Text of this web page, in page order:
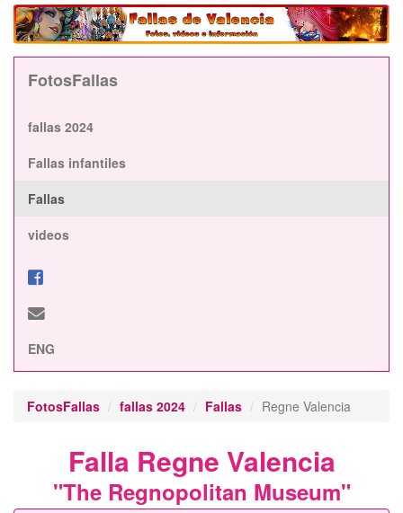
FotosFallas
fallas 2024
Fallas infantiles
Fallas
videos
ENG
FotosFallas fallas 2024 Fallas Regne Valencia
Falla Regne Valencia
"The Regnopolitan Museum"